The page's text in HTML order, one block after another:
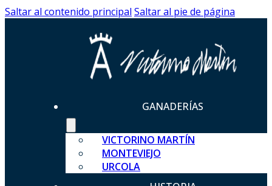
Saltar al contenido principal Saltar al pie de página
GANADERÍAS
VICTORINO MARTÍN
MONTEVIEJO
URCOLA